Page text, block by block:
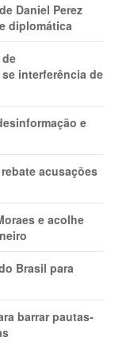
Daniel Perez
diplomática
interferência de
e
acusações
e acolhe
Brasil para
barrar pautas-